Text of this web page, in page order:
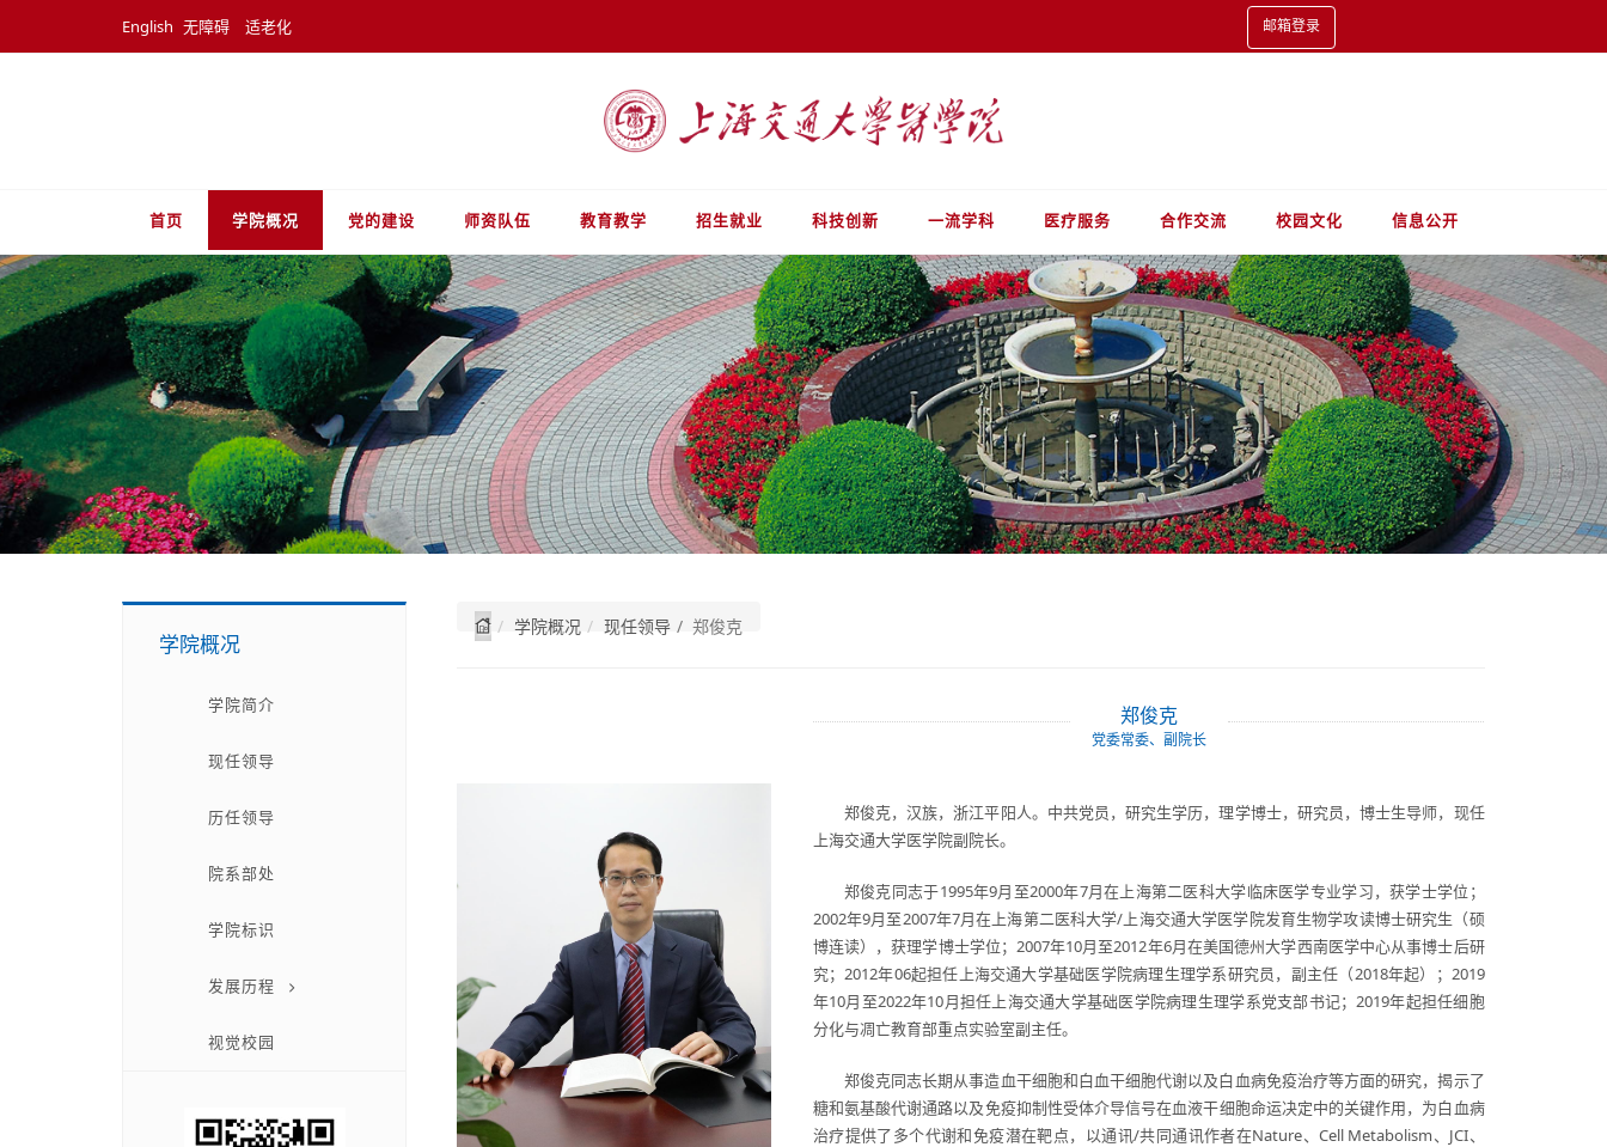
English 无障碍 适老化 邮箱登录
首页 学院概况 党的建设 师资队伍 教育教学 招生就业 科技创新 一流学科 医疗服务 合作交流 校园文化 信息公开
学院概况 现任领导 / 郑俊克
郑俊克
党委常委、副院长
郑俊克，汉族，浙江平阳人。中共党员，研究生学历，理学博士，研究员，博士生导师，现任
上海交通大学医学院副院长。
郑俊克同志于1995年9月至2000年7月在上海第二医科大学临床医学专业学习，获学士学位；
2002年9月至2007年7月在上海第二医科大学/上海交通大学医学院发育生物学攻读博士研究生（硕
博连读），获理学博士学位；2007年10月至2012年6月在美国德州大学西南医学中心从事博士后研
究；2012年06起担任上海交通大学基础医学院病理生理学系研究员，副主任（2018年起）；2019
年10月至2022年10月担任上海交通大学基础医学院病理生理学系党支部书记；2019年起担任细胞
分化与凋亡教育部重点实验室副主任。
郑俊克同志长期从事造血干细胞和白血干细胞代谢以及白血病免疫治疗等方面的研究，揭示了
糖和氨基酸代谢通路以及免疫抑制性受体介导信号在血液干细胞命运决定中的关键作用，为白血病
治疗提供了多个代谢和免疫潜在靶点，以通讯/共同通讯作者在Nature、Cell Metabolism、JCI、
学院概况
学院简介
现任领导
历任领导
院系部处
学院标识
发展历程
视觉校园